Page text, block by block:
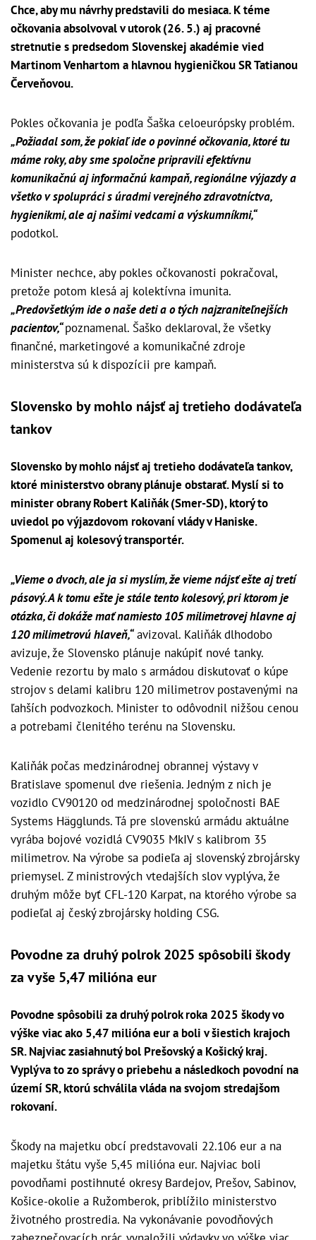
Chce, aby mu návrhy predstavili do mesiaca. K téme
očkovania absolvoval v utorok (26. 5.) aj pracovné
stretnutie s predsedom Slovenskej akadémie vied
Martinom Venhartom a hlavnou hygieničkou SR Tatianou
Červeňovou.
Pokles očkovania je podľa Šaška celoeurópsky problém.
„Požiadal som, že pokiaľ ide o povinné očkovania, ktoré tu
máme roky, aby sme spoločne pripravili efektívnu
komunikačnú aj informačnú kampaň, regionálne výjazdy a
všetko v spolupráci s úradmi verejného zdravotníctva,
hygienikmi, ale aj našimi vedcami a výskumníkmi,“
podotkol.
Minister nechce, aby pokles očkovanosti pokračoval,
pretože potom klesá aj kolektívna imunita.
„Predovšetkým ide o naše deti a o tých najzraniteľnejších
pacientov,“poznamenal. Šaško deklaroval, že všetky
finančné, marketingové a komunikačné zdroje
ministerstva sú k dispozícii pre kampaň.
Slovensko by mohlo nájsť aj tretieho dodávateľa
tankov
Slovensko by mohlo nájsť aj tretieho dodávateľa tankov,
ktoré ministerstvo obrany plánuje obstarať. Myslí si to
minister obrany Robert Kaliňák (Smer-SD), ktorý to
uviedol po výjazdovom rokovaní vlády v Haniske.
Spomenul aj kolesový transportér.
„Vieme o dvoch, ale ja si myslím, že vieme nájsť ešte aj tretí
pásový. A k tomu ešte je stále tento kolesový, pri ktorom je
otázka, či dokáže mať namiesto 105 milimetrovej hlavne aj
120 milimetrovú hlaveň,“avizoval. Kaliňák dlhodobo
avizuje, že Slovensko plánuje nakúpiť nové tanky.
Vedenie rezortu by malo s armádou diskutovať o kúpe
strojov s delami kalibru 120 milimetrov postavenými na
ľahších podvozkoch. Minister to odôvodnil nižšou cenou
a potrebami členitého terénu na Slovensku.
Kaliňák počas medzinárodnej obrannej výstavy v
Bratislave spomenul dve riešenia. Jedným z nich je
vozidlo CV90120 od medzinárodnej spoločnosti BAE
Systems Hägglunds. Tá pre slovenskú armádu aktuálne
vyrába bojové vozidlá CV9035 MkIV s kalibrom 35
milimetrov. Na výrobe sa podieľa aj slovenský zbrojársky
priemysel. Z ministrových vtedajších slov vyplýva, že
druhým môže byť CFL-120 Karpat, na ktorého výrobe sa
podieľal aj český zbrojársky holding CSG.
Povodne za druhý polrok 2025 spôsobili škody
za vyše 5,47 milióna eur
Povodne spôsobili za druhý polrok roka 2025 škody vo
výške viac ako 5,47 milióna eur a boli v šiestich krajoch
SR. Najviac zasiahnutý bol Prešovský a Košický kraj.
Vyplýva to zo správy o priebehu a následkoch povodní na
území SR, ktorú schválila vláda na svojom stredajšom
rokovaní.
Škody na majetku obcí predstavovali 22.106 eur a na
majetku štátu vyše 5,45 milióna eur. Najviac boli
povodňami postihnuté okresy Bardejov, Prešov, Sabinov,
Košice-okolie a Ružomberok, priblížilo ministerstvo
životného prostredia. Na vykonávanie povodňových